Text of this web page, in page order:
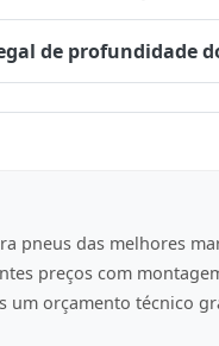
de profundidade
pneus das melhores
preços com
um orçamento técnico